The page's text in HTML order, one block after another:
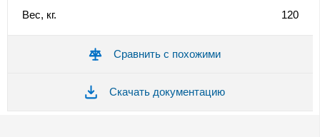
Вес, кг.
120
Сравнить с похожими
Скачать документацию